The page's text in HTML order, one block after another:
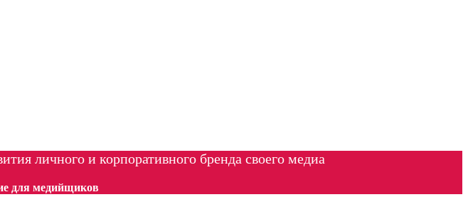
личного и корпоративного бренда своего медиа
для медийщиков